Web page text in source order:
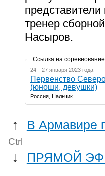
тренер
Насыров.
Ссылка на
24—27 января 2023 года
Первенство
(юноши, девушки)
Россия, Нальчик
↑ В Армавире
Ctrl
↓ ПРЯМОЙ